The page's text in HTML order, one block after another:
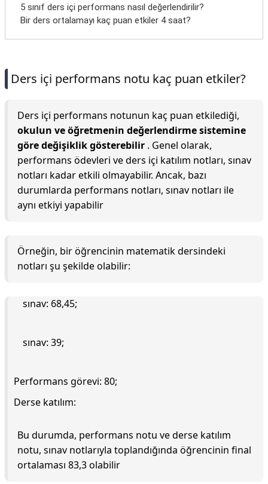
5 sınıf ders içi performans nasıl değerlendirilir?
Bir ders ortalamayı kaç puan etkiler 4 saat?
Ders içi performans notu kaç puan etkiler?
Ders içi performans notunun kaç puan etkilediği,
okulun ve öğretmenin değerlendirme sistemine
göre değişiklik gösterebilir . Genel olarak,
performans ödevleri ve ders içi katılım notları, sınav
notları kadar etkili olmayabilir. Ancak, bazı
durumlarda performans notları, sınav notları ile
aynı etkiyi yapabilir
Örneğin, bir öğrencinin matematik dersindeki
notları şu şekilde olabilir:
sınav: 68,45;
sınav: 39;
Performans görevi: 80;
Derse katılım:
Bu durumda, performans notu ve derse katılım
notu, sınav notlarıyla toplandığında öğrencinin final
ortalaması 83,3 olabilir